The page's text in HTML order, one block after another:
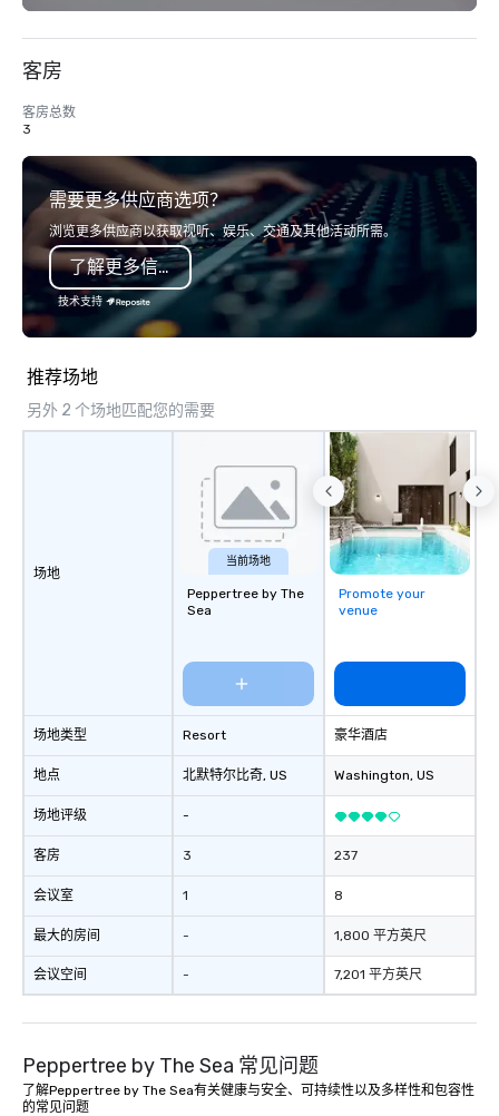
客房
客房总数
3
需要更多供应商选项？
浏览更多供应商以获取视听、娱乐、交通及其他活动所需。
了解更多信息
技术支持
推荐场地
另外 2 个场地匹配您的需要
场地
场地类型
地点
场地评级
客房
会议室
最大的房间
会议空间
当前场地
Peppertree by The
Sea
Resort
北默特尔比奇, US
-
3
1
-
-
Promote your
venue
豪华酒店
Washington, US
237
8
1,800 平方英尺
7,201 平方英尺
Peppertree by The Sea 常见问题
了解Peppertree by The Sea有关健康与安全、可持续性以及多样性和包容性
的常见问题